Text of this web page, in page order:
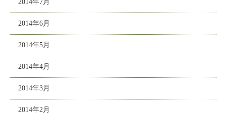
2014年7月
2014年6月
2014年5月
2014年4月
2014年3月
2014年2月